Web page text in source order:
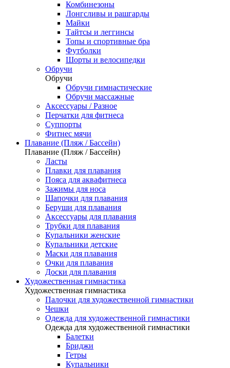
Комбинезоны
Лонгсливы и рашгарды
Майки
Тайтсы и леггинсы
Топы и спортивные бра
Футболки
Шорты и велосипедки
Обручи
Обручи
Обручи гимнастические
Обручи массажные
Аксессуары / Разное
Перчатки для фитнеса
Суппорты
Фитнес мячи
Плавание (Пляж / Бассейн)
Плавание (Пляж / Бассейн)
Ласты
Плавки для плавания
Пояса для аквафитнеса
Зажимы для носа
Шапочки для плавания
Беруши для плавания
Аксессуары для плавания
Трубки для плавания
Купальники женские
Купальники детские
Маски для плавания
Очки для плавания
Доски для плавания
Художественная гимнастика
Художественная гимнастика
Палочки для художественной гимнастики
Чешки
Одежда для художественной гимнастики
Одежда для художественной гимнастики
Балетки
Бриджи
Гетры
Купальники